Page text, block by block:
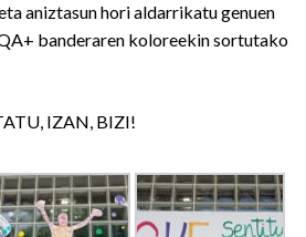
aniztasun hori aldarrikatu genuen
banderaren koloreekin sortutako
IZAN, BIZI!